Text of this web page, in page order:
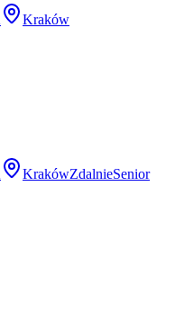
Kraków
KrakówZdalnieSenior